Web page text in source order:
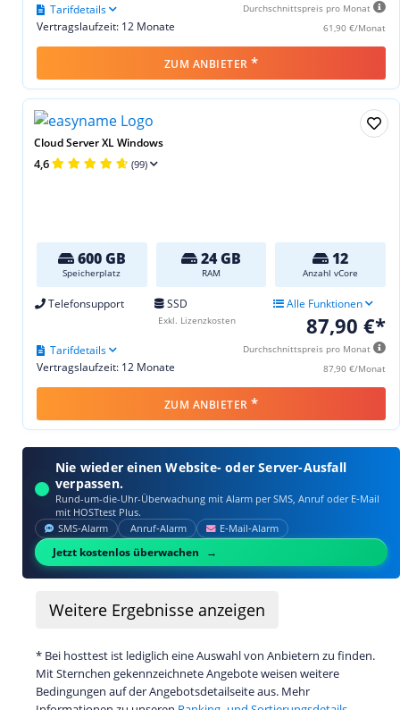
Durchschnittspreis pro Monat
61,90 €/Monat
Vertragslaufzeit: 12 Monate
Tarifdetails
ZUM ANBIETER *
Cloud Server XL Windows
4,6 (99)
600 GB
Speicherplatz
24 GB
RAM
12
Anzahl vCore
Telefonsupport SSD Alle Funktionen
87,90 €*
Durchschnittspreis pro Monat
87,90 €/Monat
Vertragslaufzeit: 12 Monate
Tarifdetails
Exkl. Lizenzkosten
ZUM ANBIETER *
Nie wieder einen Website- oder Server-Ausfall
verpassen.
Rund-um-die-Uhr-Überwachung mit Alarm per SMS, Anruf oder E‑Mail
mit HOSTtest Plus.
SMS‑Alarm Anruf‑Alarm E‑Mail‑Alarm
Jetzt kostenlos überwachen
Weitere Ergebnisse anzeigen
* Bei hosttest ist lediglich eine Auswahl von Anbietern zu finden.
Mit Sternchen gekennzeichnete Angebote weisen weitere
Bedingungen auf der Angebotsdetailseite aus. Mehr